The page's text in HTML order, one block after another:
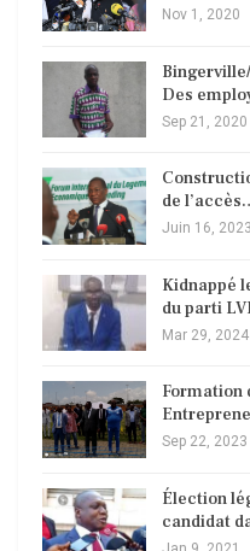
Nov 1, 2020
Des
Sep 21, 2020
de
Juin 16, 2023
Kidnappé
du parti
Mar 29, 2024
Formation
Sep 22, 2023
Élection
candidat